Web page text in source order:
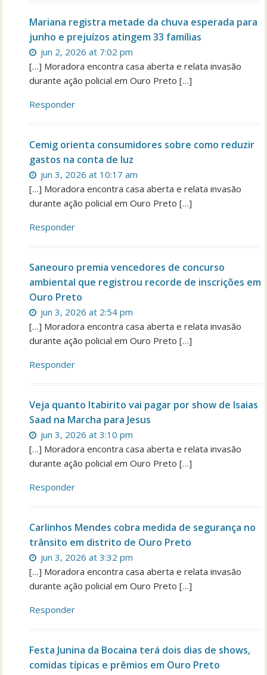
Mariana registra metade da chuva esperada para
junho e prejuízos atingem 33 famílias
jun 2, 2026 at 7:02 pm
[…] Moradora encontra casa aberta e relata invasão
durante ação policial em Ouro Preto […]
Responder
Cemig orienta consumidores sobre como reduzir
gastos na conta de luz
jun 3, 2026 at 10:17 am
[…] Moradora encontra casa aberta e relata invasão
durante ação policial em Ouro Preto […]
Responder
Saneouro premia vencedores de concurso
ambiental que registrou recorde de inscrições em
Ouro Preto
jun 3, 2026 at 2:54 pm
[…] Moradora encontra casa aberta e relata invasão
durante ação policial em Ouro Preto […]
Responder
Veja quanto Itabirito vai pagar por show de Isaias
Saad na Marcha para Jesus
jun 3, 2026 at 3:10 pm
[…] Moradora encontra casa aberta e relata invasão
durante ação policial em Ouro Preto […]
Responder
Carlinhos Mendes cobra medida de segurança no
trânsito em distrito de Ouro Preto
jun 3, 2026 at 3:32 pm
[…] Moradora encontra casa aberta e relata invasão
durante ação policial em Ouro Preto […]
Responder
Festa Junina da Bocaina terá dois dias de shows,
comidas típicas e prêmios em Ouro Preto